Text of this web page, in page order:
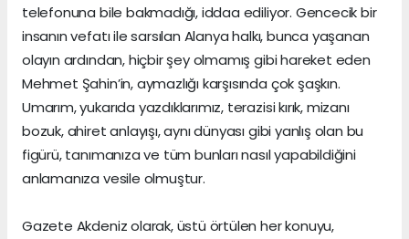
telefonuna bile bakmadığı, iddaa ediliyor. Gencecik bir
insanın vefatı ile sarsılan Alanya halkı, bunca yaşanan
olayın ardından, hiçbir şey olmamış gibi hareket eden
Mehmet Şahin’in, aymazlığı karşısında çok şaşkın.
Umarım, yukarıda yazdıklarımız, terazisi kırık, mizanı
bozuk, ahiret anlayışı, aynı dünyası gibi yanlış olan bu
figürü, tanımanıza ve tüm bunları nasıl yapabildiğini
anlamanıza vesile olmuştur.
Gazete Akdeniz olarak, üstü örtülen her konuyu,